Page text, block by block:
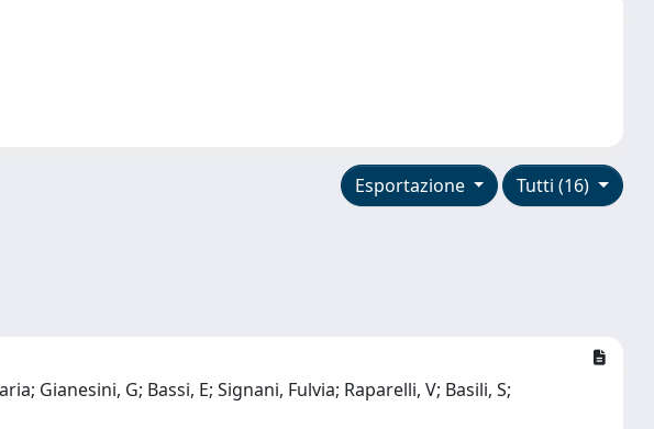
Tutti (16)
Esportazione
Gianesini, G; Bassi, E; Signani, Fulvia; Raparelli, V; Basili, S;